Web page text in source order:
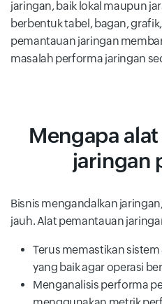
jaringan, baik lokal maupun
berbentuk tabel, bagan,
pemantauan jaringan
masalah performa jaringan
Mengapa
jaringan
Bisnis mengandalkan
jauh. Alat pemantauan
Terus memastikan
yang baik agar operasi
Menganalisis performa